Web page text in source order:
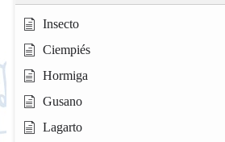
Insecto
Ciempiés
Hormiga
Gusano
Lagarto